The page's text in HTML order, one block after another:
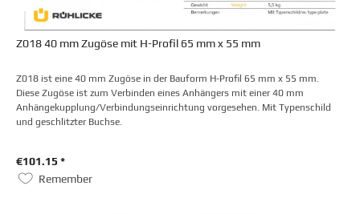
Z018 40 mm Zugöse mit H-Profil 65 mm x 55 mm
Z018 ist eine 40 mm Zugöse in der Bauform H-Profil 65 mm x 55 mm.
Diese Zugöse ist zum Verbinden eines Anhängers mit einer 40 mm
Anhängekupplung/Verbindungseinrichtung vorgesehen. Mit Typenschild
und geschlitzter Buchse.
€101.15 *
Remember